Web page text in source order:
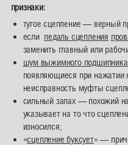
признаки:
тугое сцепление — верный
если педаль сцепления
заменить главный или
шум выжимного подшипника
появляющиеся при нажатии
неисправность муфты
сильный запах — похожий
указывает на то что
износился;
«сцепление буксует» —